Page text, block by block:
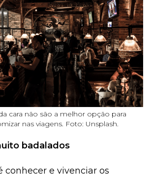
cara não são a melhor opção para
nas viagens. Foto: Unsplash.
badalados
conhecer e vivenciar os